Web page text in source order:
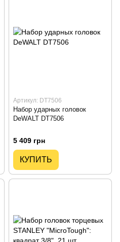
Артикул: DT7506
Набор ударных головок
DeWALT DT7506
5 409 грн
КУПИТЬ